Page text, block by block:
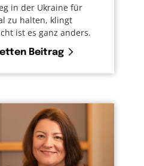
in der Ukraine für
zu halten, klingt
ist es ganz anders.
Beitrag